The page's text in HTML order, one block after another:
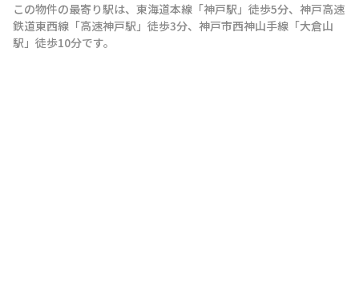
この物件の最寄り駅は、 東海道本線 「神戸駅 」 徒歩5分、 神戸高速
鉄道東西線 「高速神戸駅 」 徒歩3分、 神戸市西神山手線 「大倉山
駅 」 徒歩10分です。